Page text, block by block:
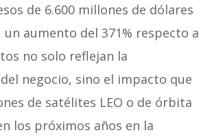
de 6.600 millones de dólares
un aumento del 371% respecto a
no solo reflejan la
negocio, sino el impacto que
de satélites LEO o de órbita
los próximos años en la